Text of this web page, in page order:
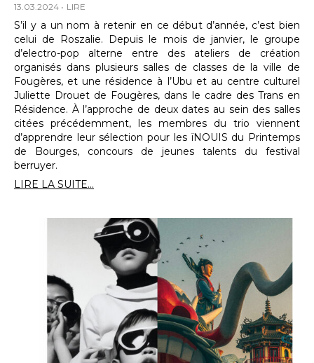
13.03.2024 LIRE
S’il y a un nom à retenir en ce début d’année, c’est bien
celui de Roszalie. Depuis le mois de janvier, le groupe
d’electro-pop alterne entre des ateliers de création
organisés dans plusieurs salles de classes de la ville de
Fougères, et une résidence à l’Ubu et au centre culturel
Juliette Drouet de Fougères, dans le cadre des Trans en
Résidence. À l’approche de deux dates au sein des salles
citées précédemment, les membres du trio viennent
d’apprendre leur sélection pour les ïNOUIS du Printemps
de Bourges, concours de jeunes talents du festival
berruyer.
LIRE LA SUITE...